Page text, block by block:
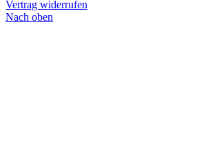
Vertrag widerrufen
Nach oben